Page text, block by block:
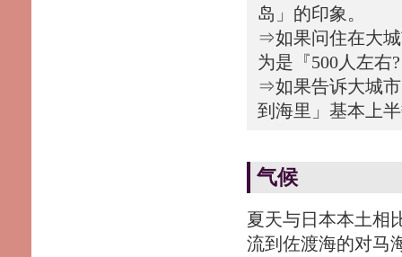
岛」的印象。
⇒如果问住在大
为是『500人左右
⇒如果告诉大城
到海里」基本上
气候
夏天与日本本土相
流到佐渡海的对马